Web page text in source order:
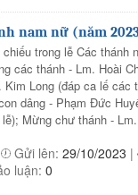
nam nữ (năm
trong lễ Các thánh
các thánh - Lm. Hoài
Kim Long (đáp ca lế các
dâng - Phạm Đức
Mừng chư thánh -
Gửi lên: 29/10/2023 |
luận: 0